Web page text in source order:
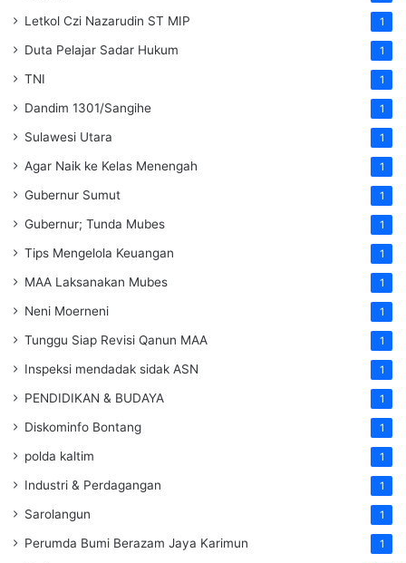
Letkol Czi Nazarudin ST MIP 1
Duta Pelajar Sadar Hukum 1
TNI 1
Dandim 1301/Sangihe 1
Sulawesi Utara 1
Agar Naik ke Kelas Menengah 1
Gubernur Sumut 1
Gubernur; Tunda Mubes 1
Tips Mengelola Keuangan 1
MAA Laksanakan Mubes 1
Neni Moerneni 1
Tunggu Siap Revisi Qanun MAA 1
Inspeksi mendadak sidak ASN 1
PENDIDIKAN & BUDAYA 1
Diskominfo Bontang 1
polda kaltim 1
Industri & Perdagangan 1
Sarolangun 1
Perumda Bumi Berazam Jaya Karimun 1